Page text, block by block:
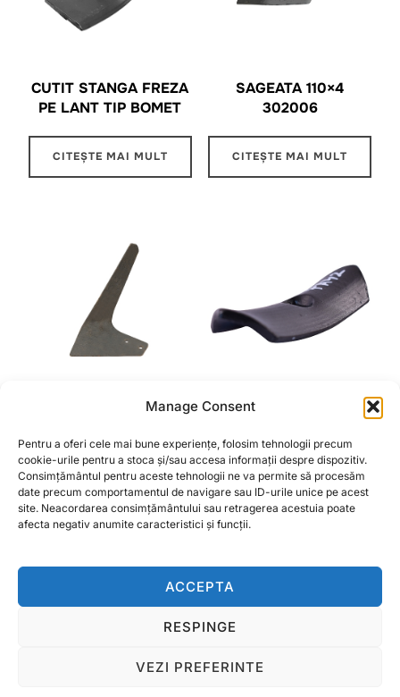
Manage Consent
Pentru a oferi cele mai bune experiențe, folosim tehnologii precum
cookie-urile pentru a stoca și/sau accesa informații despre dispozitiv.
Consimțământul pentru aceste tehnologii ne va permite să procesăm
date precum comportamentul de navigare sau ID-urile unice pe acest
site. Neacordarea consimțământului sau retragerea acestuia poate
afecta negativ anumite caracteristici și funcții.
ACCEPTA
RESPINGE
VEZI PREFERINTE
CUTIT STANGA FREZA
PE LANT TIP BOMET
CITEȘTE MAI MULT
SAGEATA 110×4
302006
CITEȘTE MAI MULT
CUTIT LATERAL
SAGEATA 6(8) STANGA
SORMAITAT
CITEȘTE MAI MULT
CUTIT DALTA CURBAT
PENTRU COMBINATOR
40X5X135
CITEȘTE MAI MULT
Copyright © 2026 Ralcom Utilaje Agricole